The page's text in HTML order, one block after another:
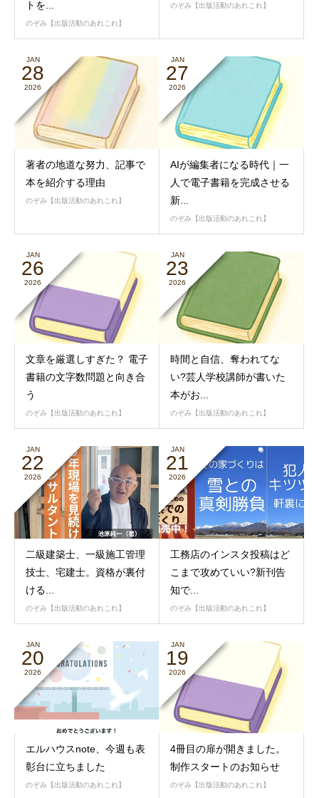
トを...
のぞみ【出版活動のあれこれ】
のぞみ【出版活動のあれこれ】
JAN
28
2026
著者の地道な努力、記事で
本を紹介する理由
のぞみ【出版活動のあれこれ】
JAN
27
2026
AIが編集者になる時代｜一
人で電子書籍を完成させる
新...
のぞみ【出版活動のあれこれ】
JAN
26
2026
文章を厳選しすぎた？ 電子
書籍の文字数問題と向き合
う
のぞみ【出版活動のあれこれ】
JAN
23
2026
時間と自信、奪われてな
い?芸人学校講師が書いた
本がお...
のぞみ【出版活動のあれこれ】
JAN
22
2026
二級建築士、一級施工管理
技士、宅建士。資格が裏付
ける...
のぞみ【出版活動のあれこれ】
JAN
21
2026
工務店のインスタ投稿はど
こまで攻めていい?新刊告
知で...
のぞみ【出版活動のあれこれ】
JAN
20
2026
エルハウスnote、今週も表
彰台に立ちました
のぞみ【出版活動のあれこれ】
JAN
19
2026
4冊目の扉が開きました。
制作スタートのお知らせ
のぞみ【出版活動のあれこれ】